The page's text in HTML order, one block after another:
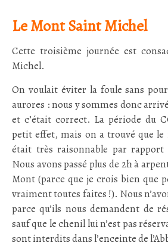
Le Mont Saint Michel
Cette troisième journée est
Michel.
On voulait éviter la foule sans
aurores : nous y sommes donc
et c’était correct. La période du
petit effet, mais on a trouvé que
était très raisonnable par rapport
Nous avons passé plus de 2h à
Mont (parce que je crois bien que
vraiment toutes faites !). Nous
parce qu’ils nous demandent de
sauf que le chenil lui n’est pas
sont interdits dans l’enceinte de